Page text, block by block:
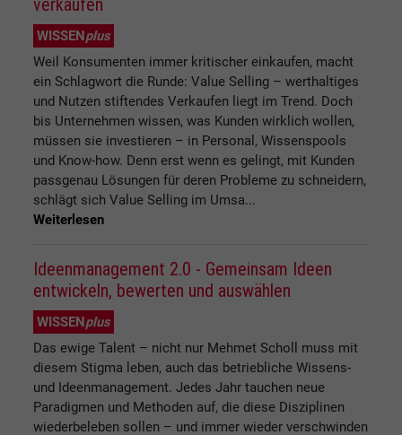
verkaufen
WISSENplus
Weil Konsumenten immer kritischer einkaufen, macht
ein Schlagwort die Runde: Value Selling – werthaltiges
und Nutzen stiftendes Verkaufen liegt im Trend. Doch
bis Unternehmen wissen, was Kunden wirklich wollen,
müssen sie investieren – in Personal, Wissenspools
und Know-how. Denn erst wenn es gelingt, mit Kunden
passgenau Lösungen für deren Probleme zu schneidern,
schlägt sich Value Selling im Umsa...
Weiterlesen
Ideenmanagement 2.0 - Gemeinsam Ideen
entwickeln, bewerten und auswählen
WISSENplus
Das ewige Talent – nicht nur Mehmet Scholl muss mit
diesem Stigma leben, auch das betriebliche Wissens-
und Ideenmanagement. Jedes Jahr tauchen neue
Paradigmen und Methoden auf, die diese Disziplinen
wiederbeleben sollen – und immer wieder verschwinden